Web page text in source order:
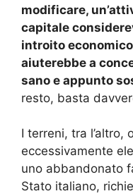
modificare,
capitale
introito
aiuterebbe a
sano e appunto
resto, basta
I terreni, tra l’altro,
eccessivamente
uno abbandonato
Stato italiano,